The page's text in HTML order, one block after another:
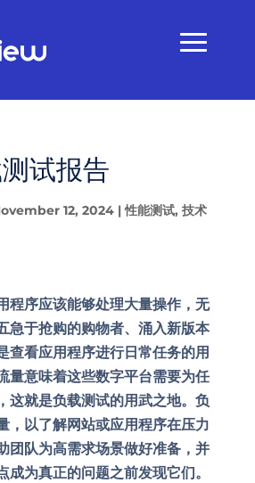
试报告
12, 2024|性能测试, 技术
程序应该能够处理大量操作，无
急于抢购的购物者、涌入新版本
查看应用程序进行日常任务的用
量意味着这些数字平台需要为任
这就是负载测试的用武之地。负
，以了解网站或应用程序在压力
团队为高需求场景做好准备，并
成为真正的问题之前发现它们。